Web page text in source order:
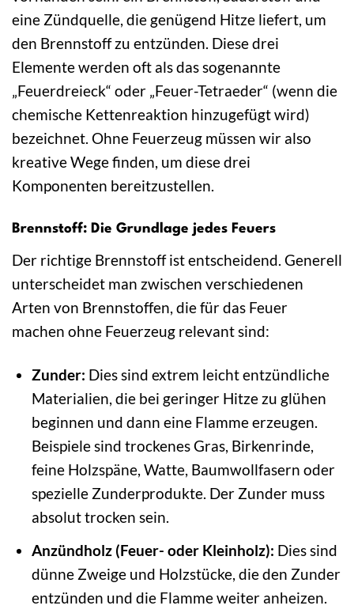
eine Zündquelle, die genügend Hitze liefert, um
den Brennstoff zu entzünden. Diese drei
Elemente werden oft als das sogenannte
„Feuerdreieck“ oder „Feuer-Tetraeder“ (wenn die
chemische Kettenreaktion hinzugefügt wird)
bezeichnet. Ohne Feuerzeug müssen wir also
kreative Wege finden, um diese drei
Komponenten bereitzustellen.
Brennstoff: Die Grundlage jedes Feuers
Der richtige Brennstoff ist entscheidend. Generell
unterscheidet man zwischen verschiedenen
Arten von Brennstoffen, die für das Feuer
machen ohne Feuerzeug relevant sind:
Zunder: Dies sind extrem leicht entzündliche
Materialien, die bei geringer Hitze zu glühen
beginnen und dann eine Flamme erzeugen.
Beispiele sind trockenes Gras, Birkenrinde,
feine Holzspäne, Watte, Baumwollfasern oder
spezielle Zunderprodukte. Der Zunder muss
absolut trocken sein.
Anzündholz (Feuer- oder Kleinholz): Dies sind
dünne Zweige und Holzstücke, die den Zunder
entzünden und die Flamme weiter anheizen.